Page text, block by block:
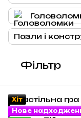
Пазли і
Фільтр
Хіт
Нове